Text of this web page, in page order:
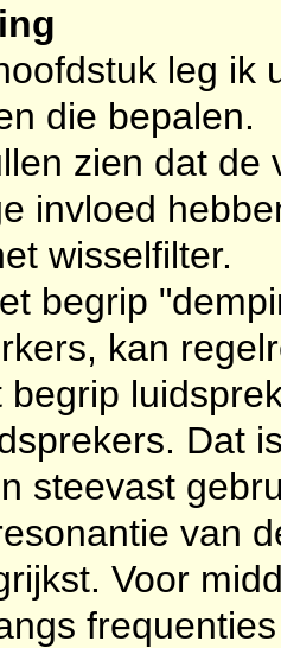
leg ik
die bepalen.
zien dat de
invloed
wisselfilter.
begrip
kan
begrip
Dat
steevast
van
Voor